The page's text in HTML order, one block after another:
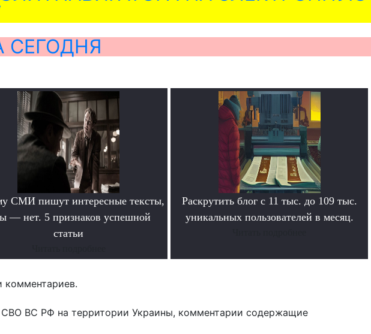
СЕГОДНЯ
СМИ пишут интересные тексты,
— нет. 5 признаков успешной
статьи
Раскрутить блог с 11 тыс. до 109 тыс.
уникальных пользователей в месяц.
комментариев.
СВО ВС РФ на территории Украины, комментарии содержащие